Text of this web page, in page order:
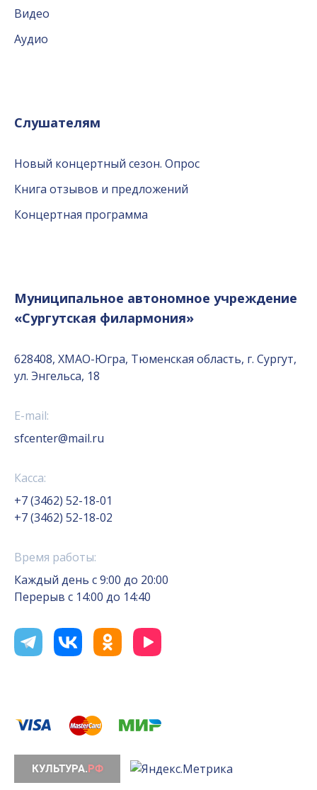
Видео
Аудио
Слушателям
Новый концертный сезон. Опрос
Книга отзывов и предложений
Концертная программа
Муниципальное автономное учреждение
«Сургутская филармония»
628408, ХМАО-Югра, Тюменская область, г. Сургут,
ул. Энгельса, 18
E-mail:
sfcenter@mail.ru
Касса:
+7 (3462) 52-18-01
+7 (3462) 52-18-02
Время работы:
Каждый день с 9:00 до 20:00
Перерыв с 14:00 до 14:40